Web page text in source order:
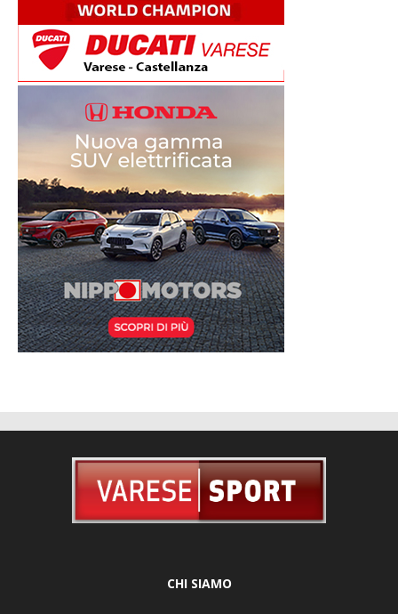
CHI SIAMO